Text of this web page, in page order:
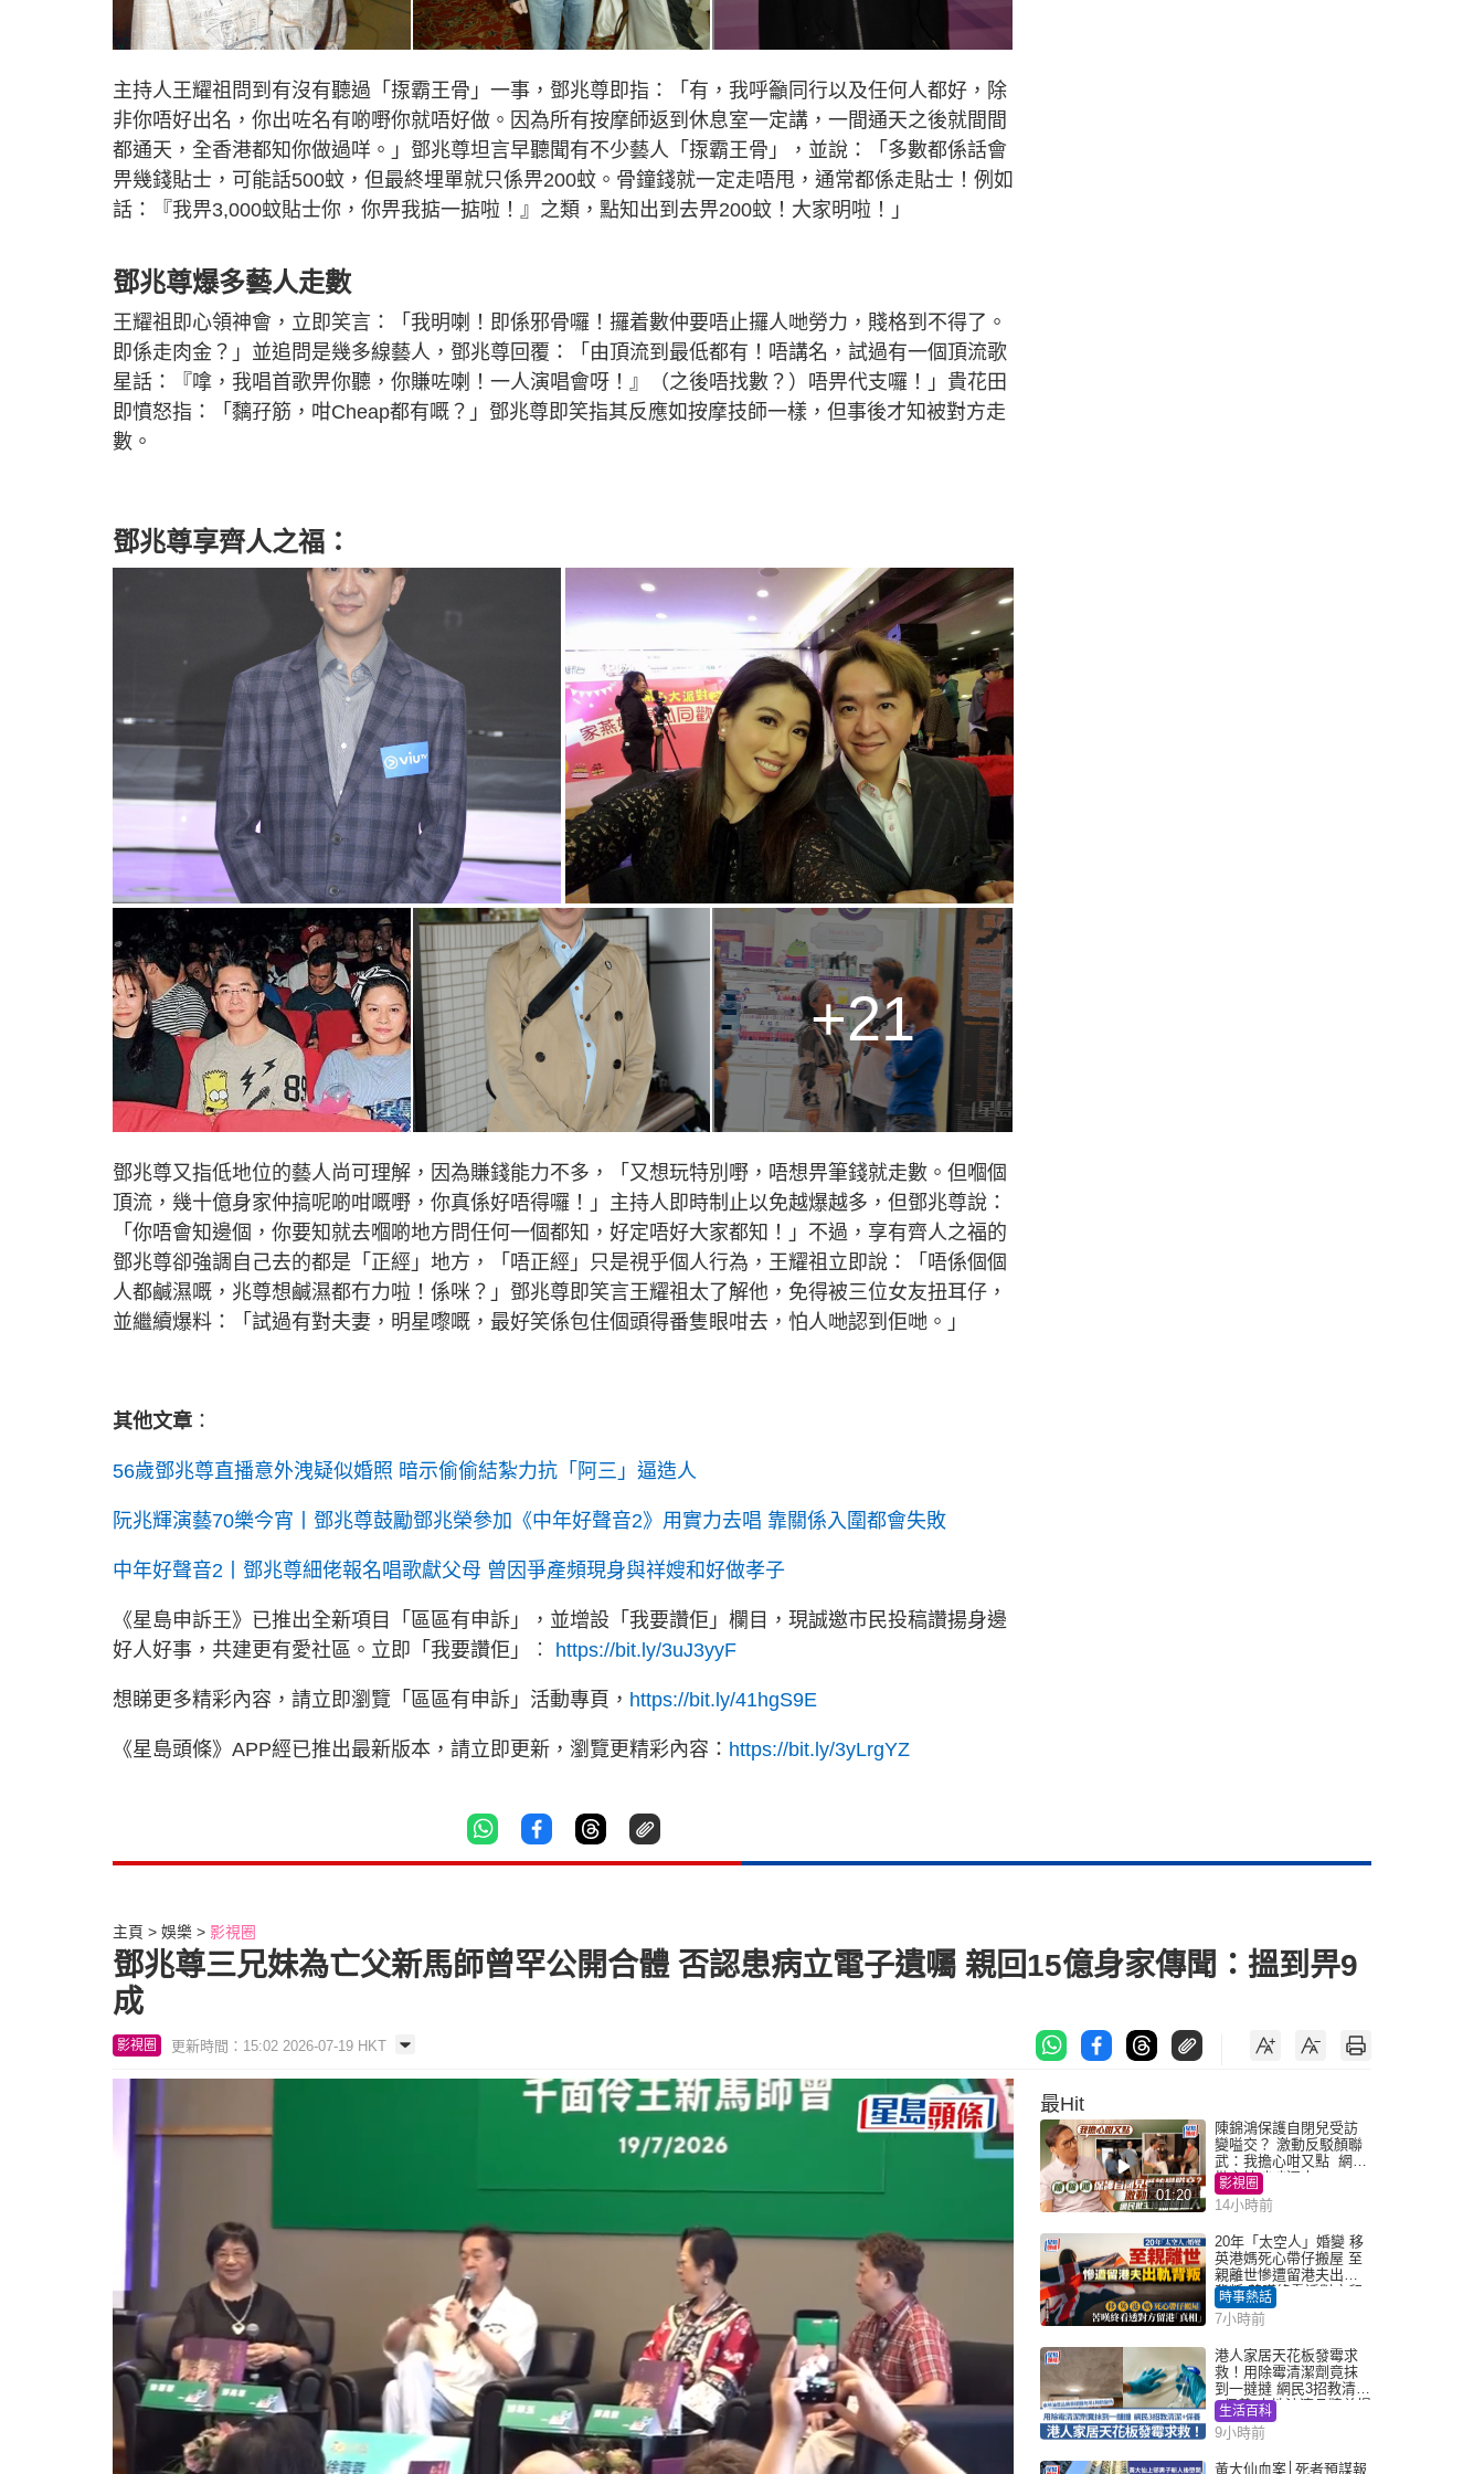
主持人王耀祖問到有沒有聽過「揼霸王骨」一事，鄧兆尊即指：「有，我呼籲同行以及任何人都好，除
非你唔好出名，你出咗名有啲嘢你就唔好做。因為所有按摩師返到休息室一定講，一間通天之後就間間
都通天，全香港都知你做過咩。」鄧兆尊坦言早聽聞有不少藝人「揼霸王骨」，並說：「多數都係話會
畀幾錢貼士，可能話500蚊，但最終埋單就只係畀200蚊。骨鐘錢就一定走唔甩，通常都係走貼士！例如
話：『我畀3,000蚊貼士你，你畀我掂一掂啦！』之類，點知出到去畀200蚊！大家明啦！」
鄧兆尊爆多藝人走數
王耀祖即心領神會，立即笑言：「我明喇！即係邪骨囉！攞着數仲要唔止攞人哋勞力，賤格到不得了。
即係走肉金？」並追問是幾多線藝人，鄧兆尊回覆：「由頂流到最低都有！唔講名，試過有一個頂流歌
星話：『嗱，我唱首歌畀你聽，你賺咗喇！一人演唱會呀！』（之後唔找數？）唔畀代支囉！」貴花田
即憤怒指：「黐孖筋，咁Cheap都有嘅？」鄧兆尊即笑指其反應如按摩技師一樣，但事後才知被對方走
數。
鄧兆尊享齊人之福：
+21
鄧兆尊又指低地位的藝人尚可理解，因為賺錢能力不多，「又想玩特別嘢，唔想畀筆錢就走數。但嗰個
頂流，幾十億身家仲搞呢啲咁嘅嘢，你真係好唔得囉！」主持人即時制止以免越爆越多，但鄧兆尊說：
「你唔會知邊個，你要知就去嗰啲地方問任何一個都知，好定唔好大家都知！」不過，享有齊人之福的
鄧兆尊卻強調自己去的都是「正經」地方，「唔正經」只是視乎個人行為，王耀祖立即說：「唔係個個
人都鹹濕嘅，兆尊想鹹濕都冇力啦！係咪？」鄧兆尊即笑言王耀祖太了解他，免得被三位女友扭耳仔，
並繼續爆料：「試過有對夫妻，明星嚟嘅，最好笑係包住個頭得番隻眼咁去，怕人哋認到佢哋。」
其他文章 ：
56歲鄧兆尊直播意外洩疑似婚照 暗示偷偷結紮力抗「阿三」逼造人
阮兆輝演藝70樂今宵丨鄧兆尊鼓勵鄧兆榮參加《中年好聲音2》用實力去唱 靠關係入圍都會失敗
中年好聲音2丨鄧兆尊細佬報名唱歌獻父母 曾因爭產頻現身與祥嫂和好做孝子
《星島申訴王》已推出全新項目「區區有申訴」，並增設「我要讚佢」欄目，現誠邀市民投稿讚揚身邊
好人好事，共建更有愛社區。立即「我要讚佢」︰ https://bit.ly/3uJ3yyF
想睇更多精彩內容，請立即瀏覽「區區有申訴」活動專頁， https://bit.ly/41hgS9E
《星島頭條》APP經已推出最新版本，請立即更新，瀏覽更精彩內容： https://bit.ly/3yLrgYZ
主頁 娛樂 影視圈
鄧兆尊三兄妹為亡父新馬師曾罕公開合體 否認患病立電子遺囑 親回15億身家傳聞：搵到畀9
成
影視圈 更新時間：15:02 2026-07-19 HKT
最Hit
01:20
陳錦鴻保護自閉兒受訪
變嗌交？ 激動反駁顏聯
武：我擔心咁又點 網民
批主持咄咄逼人
影視圈
14小時前
20年「太空人」婚變 移
英港媽死心帶仔搬屋 至
親離世慘遭留港夫出軌
背叛 苦嘆終看透對方留
港「真相」｜Juicy叮
時事熱話
7小時前
港人家居天花板發霉求
救！用除霉清潔劑竟抹
到一撻撻 網民3招教清潔
+保養 本地油漆品牌曾提
醒勿用1物防變色
生活百科
9小時前
黃大仙血案│死者預謀報